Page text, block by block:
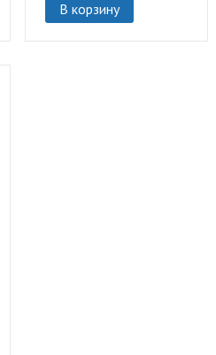
В корзину